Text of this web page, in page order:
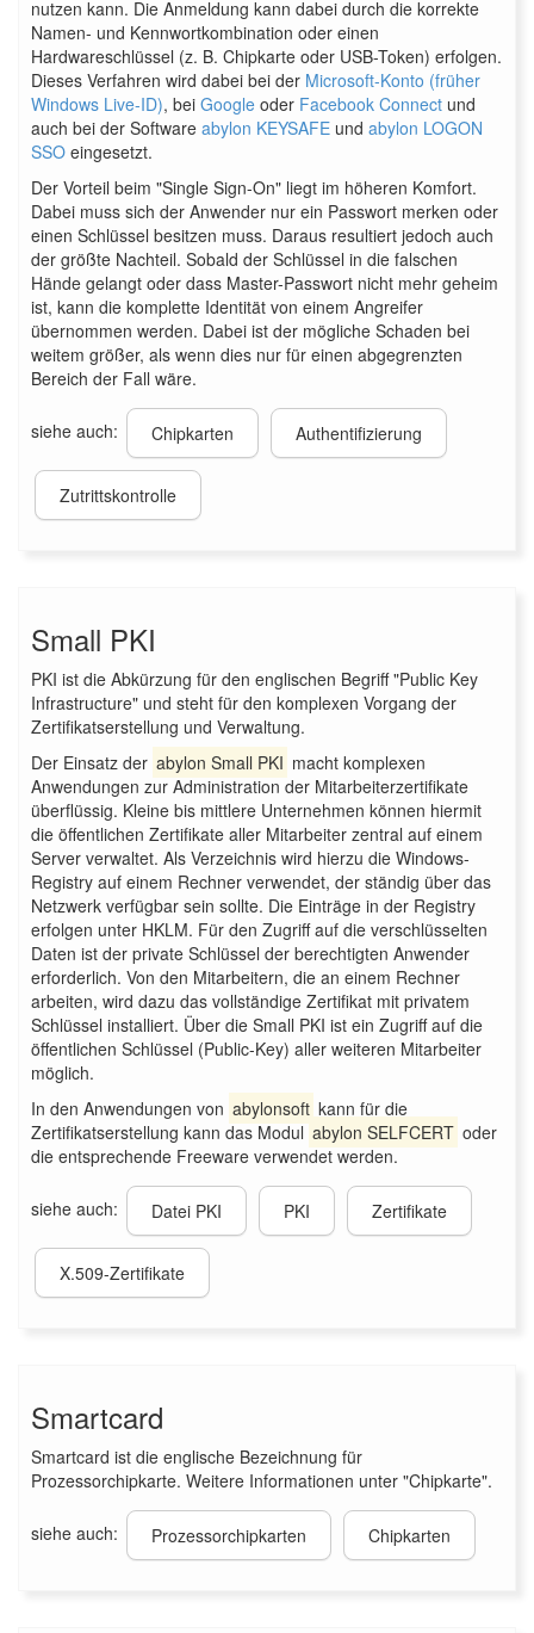
nutzen kann. Die Anmeldung kann dabei durch die korrekte
Namen- und Kennwortkombination oder einen
Hardwareschlüssel (z. B. Chipkarte oder USB-Token) erfolgen.
Dieses Verfahren wird dabei bei der Microsoft-Konto (früher
Windows Live-ID), bei Google oder Facebook Connect und
auch bei der Software abylon KEYSAFE und abylon LOGON
SSO eingesetzt.
Der Vorteil beim "Single Sign-On" liegt im höheren Komfort.
Dabei muss sich der Anwender nur ein Passwort merken oder
einen Schlüssel besitzen muss. Daraus resultiert jedoch auch
der größte Nachteil. Sobald der Schlüssel in die falschen
Hände gelangt oder dass Master-Passwort nicht mehr geheim
ist, kann die komplette Identität von einem Angreifer
übernommen werden. Dabei ist der mögliche Schaden bei
weitem größer, als wenn dies nur für einen abgegrenzten
Bereich der Fall wäre.
siehe auch: Chipkarten Authentifizierung
Zutrittskontrolle
Small PKI
PKI ist die Abkürzung für den englischen Begriff "Public Key
Infrastructure" und steht für den komplexen Vorgang der
Zertifikatserstellung und Verwaltung.
Der Einsatz der abylon Small PKI macht komplexen
Anwendungen zur Administration der Mitarbeiterzertifikate
überflüssig. Kleine bis mittlere Unternehmen können hiermit
die öffentlichen Zertifikate aller Mitarbeiter zentral auf einem
Server verwaltet. Als Verzeichnis wird hierzu die Windows-
Registry auf einem Rechner verwendet, der ständig über das
Netzwerk verfügbar sein sollte. Die Einträge in der Registry
erfolgen unter HKLM. Für den Zugriff auf die verschlüsselten
Daten ist der private Schlüssel der berechtigten Anwender
erforderlich. Von den Mitarbeitern, die an einem Rechner
arbeiten, wird dazu das vollständige Zertifikat mit privatem
Schlüssel installiert. Über die Small PKI ist ein Zugriff auf die
öffentlichen Schlüssel (Public-Key) aller weiteren Mitarbeiter
möglich.
In den Anwendungen von abylonsoft kann für die
Zertifikatserstellung kann das Modul abylon SELFCERT oder
die entsprechende Freeware verwendet werden.
siehe auch: Datei PKI PKI Zertifikate
X.509-Zertifikate
Smartcard
Smartcard ist die englische Bezeichnung für
Prozessorchipkarte. Weitere Informationen unter "Chipkarte".
siehe auch: Prozessorchipkarten Chipkarten